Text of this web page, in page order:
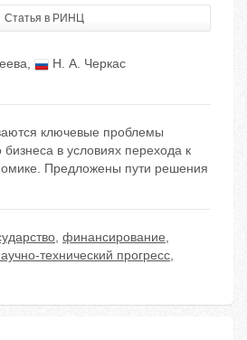
Статья в РИНЦ
,
Н. А. Черкас
ключевые проблемы
бизнеса в условиях перехода к
Предложены пути решения
, финансирование,
технический прогресс,